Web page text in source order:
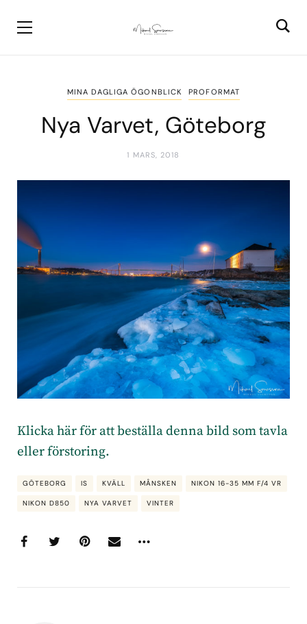
MINA DAGLIGA ÖGONBLICK PROFORMAT
Nya Varvet, Göteborg
1 MARS, 2018
Klicka här för att beställa denna bild som tavla
eller förstoring.
GÖTEBORG IS KVÄLL MÅNSKEN NIKON 16-35 MM F/4 VR
NIKON D850 NYA VARVET VINTER